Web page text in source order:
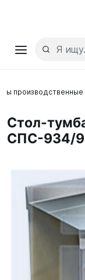
производственные
Стол-
СПС-934/